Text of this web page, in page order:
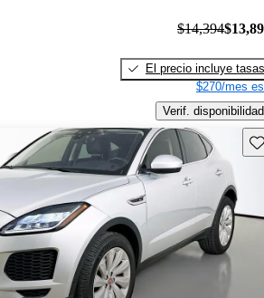
$14,394
El precio incluye tasas
$270/mes
Verif. disponibilidad